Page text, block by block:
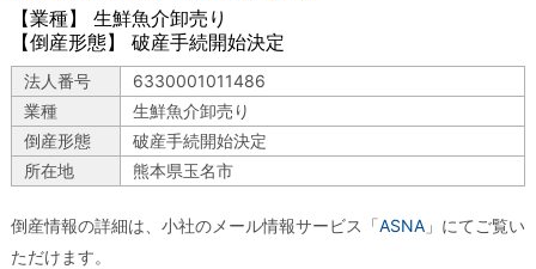
【業種】 生鮮魚介卸売り
【倒産形態】 破産手続開始決定
法人番号
6330001011486
業種
生鮮魚介卸売り
倒産形態
破産手続開始決定
所在地
熊本県玉名市
倒産情報の詳細は、小社のメール情報サービス「ASNA 」にてご覧い
ただけます。